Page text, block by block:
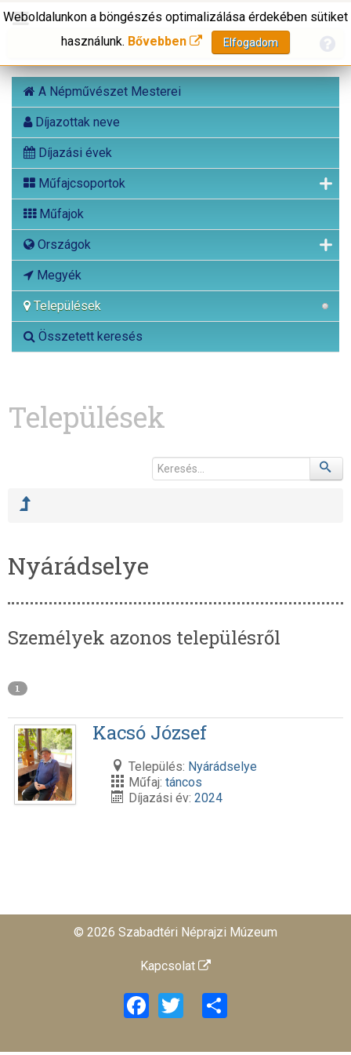
A Népművészet Mesterei
Díjazottak neve
Díjazási évek
Műfajcsoportok
Műfajok
Országok
Megyék
Települések
Összetett keresés
Weboldalunkon a böngészés optimalizálása érdekében sütiket
használunk. Bővebben Elfogadom
Települések
Nyárádselye
Személyek azonos településről
1
Kacsó József
Település: Nyárádselye
Műfaj: táncos
Díjazási év: 2024
© 2026 Szabadtéri Néprajzi Múzeum
Kapcsolat
Facebook
Twitter